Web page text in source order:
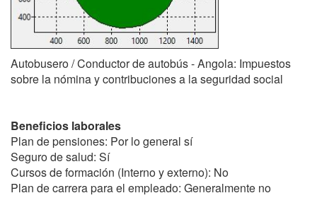
Autobusero / Conductor de autobús - Angola: Impuestos
sobre la nómina y contribuciones a la seguridad social
Beneficios laborales
Plan de pensiones: Por lo general sí
Seguro de salud: Sí
Cursos de formación (Interno y externo): No
Plan de carrera para el empleado: Generalmente no